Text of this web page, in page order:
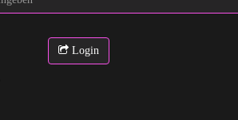
Login